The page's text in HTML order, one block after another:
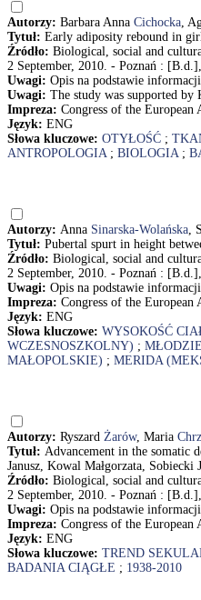
Autorzy: Barbara Anna Cichocka,
Tytuł: Early adiposity rebound in
Źródło: Biological, social and
2 September, 2010. - Poznań :
Uwagi: Opis na podstawie
Uwagi: The study was supported
Impreza: Congress of the
Język: ENG
Słowa kluczowe: OTYŁOŚĆ ;
ANTROPOLOGIA; BIOLOGIA;
Autorzy: Anna Sinarska-Wolańska,
Tytuł: Pubertal spurt in height
Źródło: Biological, social and
2 September, 2010. - Poznań :
Uwagi: Opis na podstawie
Impreza: Congress of the
Język: ENG
Słowa kluczowe: WYSOKOŚĆ
WCZESNOSZKOLNY) ;
MAŁOPOLSKIE) ; MERIDA
Autorzy: Ryszard Żarów, Maria
Tytuł: Advancement in the somatic
Janusz, Kowal Małgorzata, Sobiecki
Źródło: Biological, social and
2 September, 2010. - Poznań :
Uwagi: Opis na podstawie
Impreza: Congress of the
Język: ENG
Słowa kluczowe: TREND
BADANIA CIĄGŁE ; 1938-2010